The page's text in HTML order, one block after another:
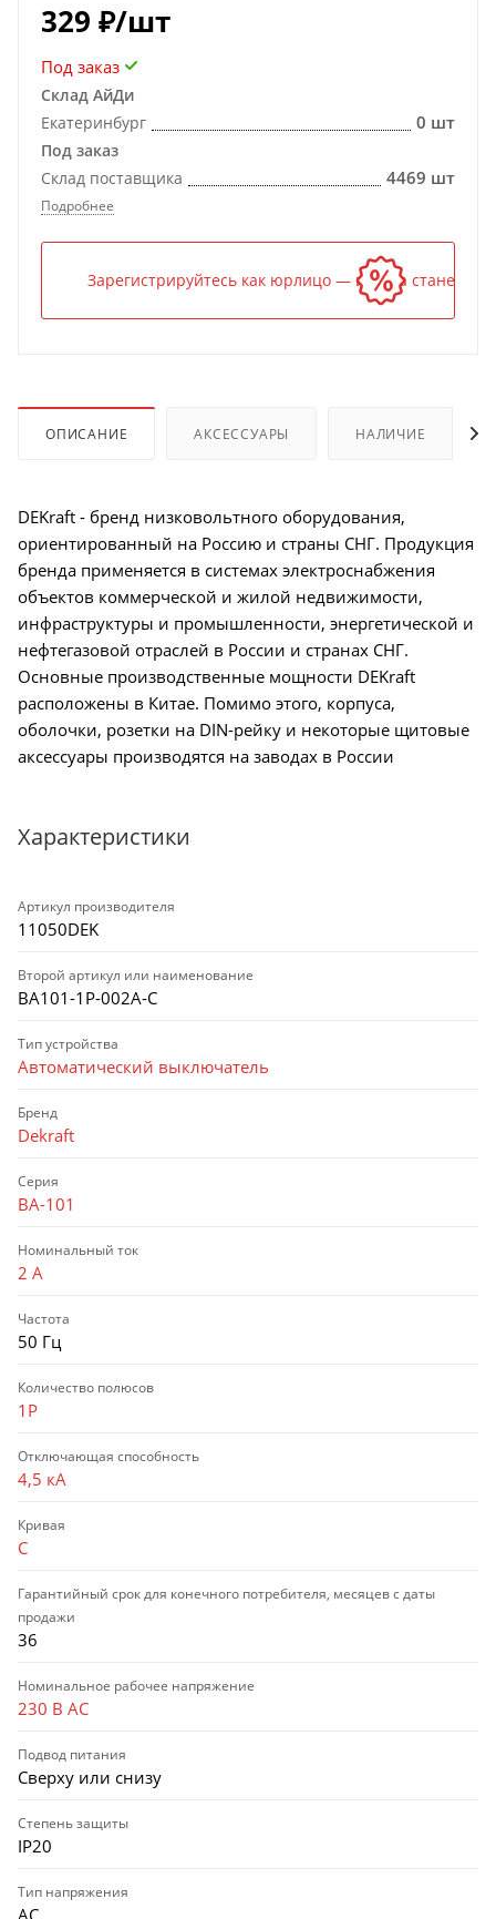
329 ₽/шт
Под заказ
Склад АйДи
Екатеринбург
0 шт
Под заказ
Склад поставщика
4469 шт
Подробнее
Зарегистрируйтесь как юрлицо — и цена станет
ОПИСАНИЕ АКСЕССУАРЫ НАЛИЧИЕ
DEKraft - бренд низковольтного оборудования,
ориентированный на Россию и страны СНГ. Продукция
бренда применяется в системах электроснабжения
объектов коммерческой и жилой недвижимости,
инфраструктуры и промышленности, энергетической и
нефтегазовой отраслей в России и странах СНГ.
Основные производственные мощности DEKraft
расположены в Китае. Помимо этого, корпуса,
оболочки, розетки на DIN-рейку и некоторые щитовые
аксессуары производятся на заводах в России
Характеристики
Артикул производителя
11050DEK
Второй артикул или наименование
ВА101-1P-002A-C
Тип устройства
Автоматический выключатель
Бренд
Dekraft
Серия
ВА-101
Номинальный ток
2 А
Частота
50 Гц
Количество полюсов
1P
Отключающая способность
4,5 кА
Кривая
C
Гарантийный срок для конечного потребителя, месяцев с даты
продажи
36
Номинальное рабочее напряжение
230 В AC
Подвод питания
Сверху или снизу
Степень защиты
IP20
Тип напряжения
AC